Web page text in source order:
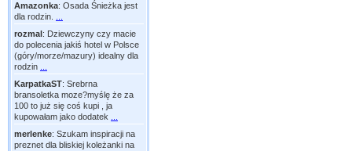
Amazonka: Osada Śnieżka jest
dla rodzin.
rozmal: Dziewczyny czy macie
do polecenia jakiś hotel w Polsce
(góry/morze/mazury) idealny dla
rodzin
KarpatkaST: Srebrna
bransoletka moze?myślę że za
100 to już się coś kupi , ja
kupowałam jako dodatek
merlenke: Szukam inspiracji na
preznet dla bliskiej koleżanki na